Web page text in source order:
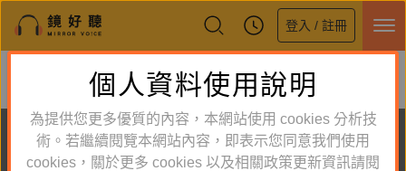
登入 / 註冊
鏡好聽全新APP上線
體驗全面升級，即刻下載
個人資料使用說明
為提供您更多優質的內容，本網站使用 cookies 分析技
術。若繼續閱覽本網站內容，即表示您同意我們使用
cookies，關於更多 cookies 以及相關政策更新資訊請閱